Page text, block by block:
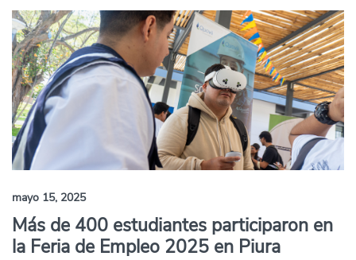
mayo 15, 2025
Más de 400 estudiantes participaron en
la Feria de Empleo 2025 en Piura